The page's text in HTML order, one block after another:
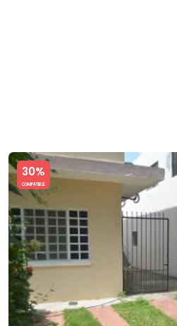
30%
COMPATIBLE
Slide 1 of 5